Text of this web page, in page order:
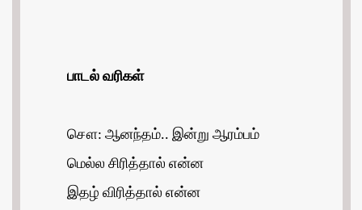
பாடல் வரிகள்
சௌ: ஆனந்தம்.. இன்று ஆரம்பம்
மெல்ல சிரித்தால் என்ன
இதழ் விரித்தால் என்ன